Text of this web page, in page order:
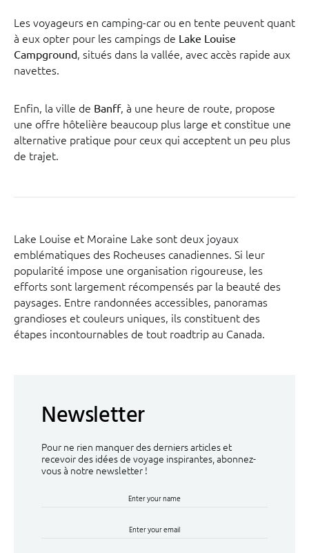
Les voyageurs en camping-car ou en tente peuvent quant
à eux opter pour les campings de Lake Louise
Campground, situés dans la vallée, avec accès rapide aux
navettes.
Enfin, la ville de Banff, à une heure de route, propose
une offre hôtelière beaucoup plus large et constitue une
alternative pratique pour ceux qui acceptent un peu plus
de trajet.
Lake Louise et Moraine Lake sont deux joyaux
emblématiques des Rocheuses canadiennes. Si leur
popularité impose une organisation rigoureuse, les
efforts sont largement récompensés par la beauté des
paysages. Entre randonnées accessibles, panoramas
grandioses et couleurs uniques, ils constituent des
étapes incontournables de tout roadtrip au Canada.
Newsletter
Pour ne rien manquer des derniers articles et
recevoir des idées de voyage inspirantes, abonnez-
vous à notre newsletter !